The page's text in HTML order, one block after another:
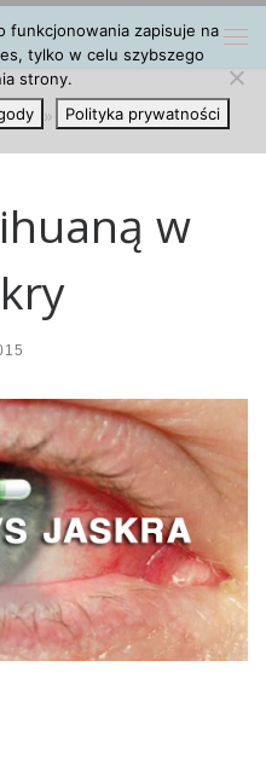
»
Terapia Marihuaną w
w
funkcjonowania zapisuje na
tylko w celu szybszego
strony.
Polityka prywatności